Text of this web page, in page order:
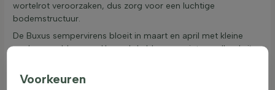
wortelrot veroorzaken, dus zorg voor een luchtige
bodemstructuur.
De Buxus sempervirens bloeit in maart en april met kleine
geelgroene bloemen. Hoewel de bloemen niet opvallend zijn,
insecten aan te trekken. Het is belangrijk om te weten dat de
Voorkeuren